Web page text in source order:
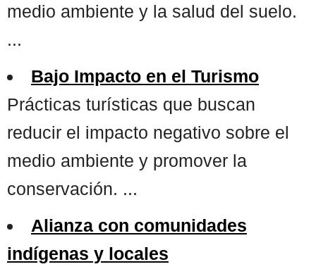
medio ambiente y la salud del suelo.
...
Bajo Impacto en el Turismo
Prácticas turísticas que buscan
reducir el impacto negativo sobre el
medio ambiente y promover la
conservación. ...
Alianza con comunidades
indígenas y locales